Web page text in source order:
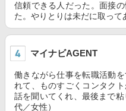
信頼できる人だった。面接
た。やりとりは未だに取って
マイナビAGENT
働きながら仕事を転職活動
れて、ものすごくコンタク
話を聞いてくれ、最後まで
代／女性）